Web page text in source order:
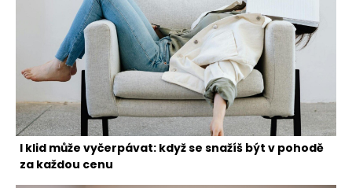
I klid může vyčerpávat: když se snažíš být v pohodě
za každou cenu